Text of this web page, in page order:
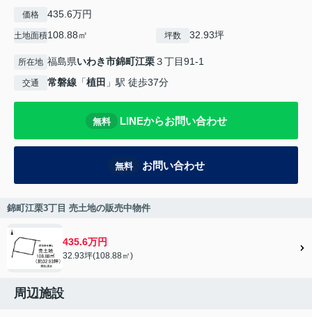
価格 435.6万円
土地面積108.88㎡ 坪数 32.93坪
所在地 福島県いわき市錦町江栗３丁目91-1
交通 常磐線 「植田 」駅 徒歩37分
無料 LINEからお問い合わせ
無料 お問い合わせ
錦町江栗3丁目 売土地の販売中物件
435.6万円
32.93坪(108.88㎡)
周辺施設